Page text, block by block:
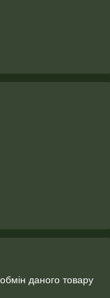
даного товару